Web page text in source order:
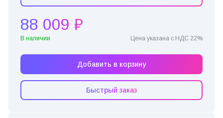
88 009 ₽
В наличии Цена указана с НДС 22%
Добавить в корзину
Быстрый заказ